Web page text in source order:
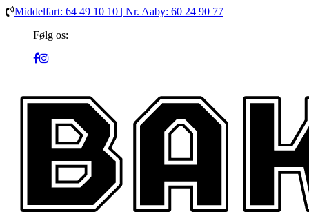
Middelfart: 64 49 10 10 | Nr. Aaby: 60 24 90 77
Følg os: